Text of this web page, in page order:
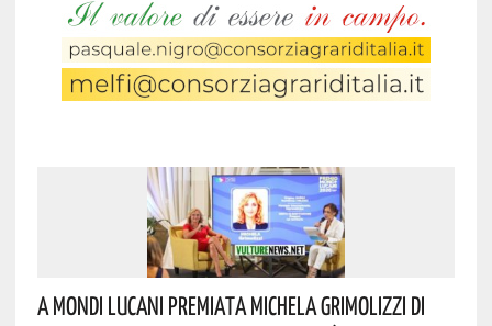
A Mondi Lucani Premiata Michela Grimolizzi Di